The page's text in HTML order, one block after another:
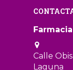
Calle
Laguna